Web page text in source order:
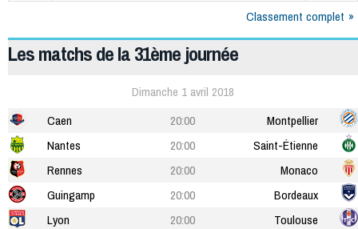
Classement complet
Les matchs de la 31ème journée
Dimanche 1 avril 2018
Caen
20:00
Montpellier
Nantes
20:00
Saint-Étienne
Rennes
20:00
Monaco
Guingamp
20:00
Bordeaux
Lyon
20:00
Toulouse